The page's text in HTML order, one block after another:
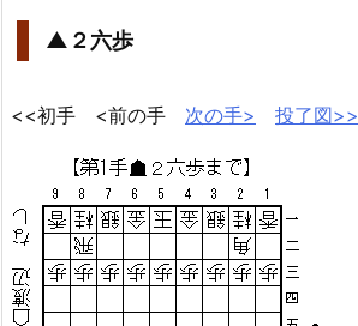
▲２六歩
<<初手 <前の手 次の手> 投了図>>